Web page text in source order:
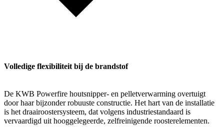
Volledige flexibiliteit bij de brandstof
De KWB Powerfire houtsnipper- en pelletverwarming overtuigt
door haar bijzonder robuuste constructie. Het hart van de installatie
is het draairoostersysteem, dat volgens industriestandaard is
vervaardigd uit hooggelegeerde, zelfreinigende roosterelementen.